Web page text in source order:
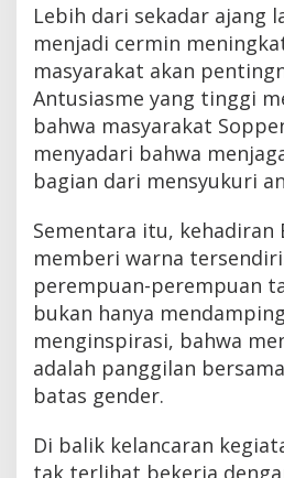
Lebih dari sekadar ajang
menjadi cermin
masyarakat akan
Antusiasme yang tinggi
bahwa masyarakat
menyadari bahwa
bagian dari mensyukuri
Sementara itu, kehadiran
memberi warna
perempuan-perempuan
bukan hanya
menginspirasi, bahwa
adalah panggilan
batas gender.
Di balik kelancaran
tak terlihat bekerja